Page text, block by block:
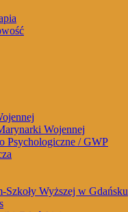
Wojennej
Psychologiczne / GWP
Wyższej w Gdańsku